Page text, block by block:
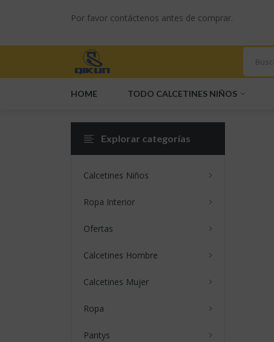
Por favor contáctenos antes de comprar.
HOME TODO CALCETINES NIÑOS
Explorar categorías
Calcetines Niños
Ropa Interior
Ofertas
Calcetines Hombre
Calcetines Mujer
Ropa
Pantys
Somos Un Proveedor De Canales